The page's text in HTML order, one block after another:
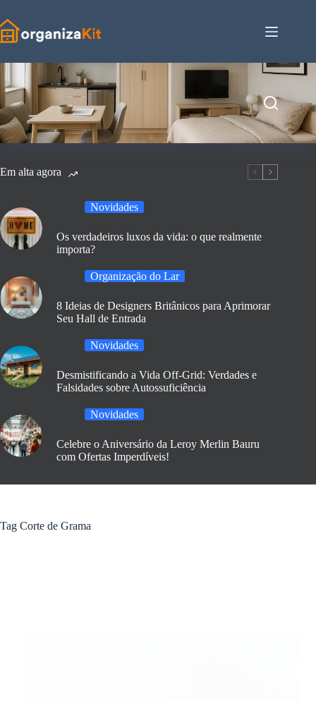
para
o
conteúdo
Em alta agora
Novidades
Os verdadeiros luxos da vida: o que realmente
importa?
Organização do Lar
8 Ideias de Designers Britânicos para Aprimorar
Seu Hall de Entrada
Novidades
Desmistificando a Vida Off-Grid: Verdades e
Falsidades sobre Autossuficiência
Novidades
Celebre o Aniversário da Leroy Merlin Bauru
com Ofertas Imperdíveis!
Tag Corte de Grama